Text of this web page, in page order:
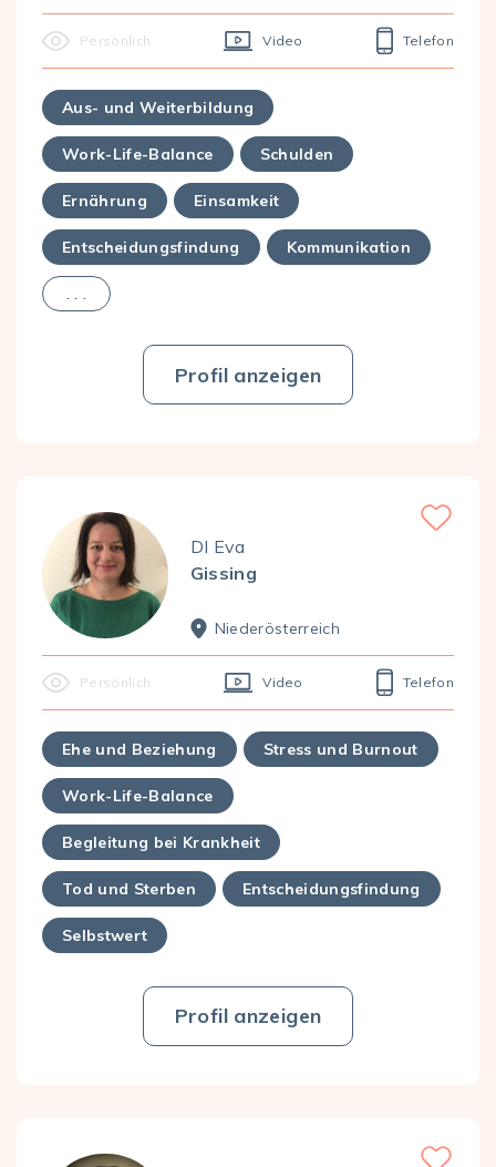
Persönlich Video Telefon
Aus- und Weiterbildung
Work-Life-Balance Schulden
Ernährung Einsamkeit
Entscheidungsfindung Kommunikation
. . .
Profil anzeigen
Favorite
DI Eva
Gissing
Nieder­österreich
Persönlich Video Telefon
Ehe und Beziehung Stress und Burnout
Work-Life-Balance
Begleitung bei Krankheit
Tod und Sterben Entscheidungsfindung
Selbstwert
Profil anzeigen
Favorite